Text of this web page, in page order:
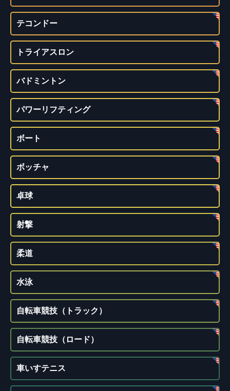
テコンドー
トライアスロン
バドミントン
パワーリフティング
ボート
ボッチャ
卓球
射撃
柔道
水泳
自転車競技（トラック）
自転車競技（ロード）
車いすテニス